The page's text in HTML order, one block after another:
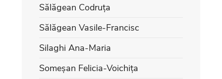
Sălăgean Codruța
Sălăgean Vasile-Francisc
Silaghi Ana-Maria
Someșan Felicia-Voichița